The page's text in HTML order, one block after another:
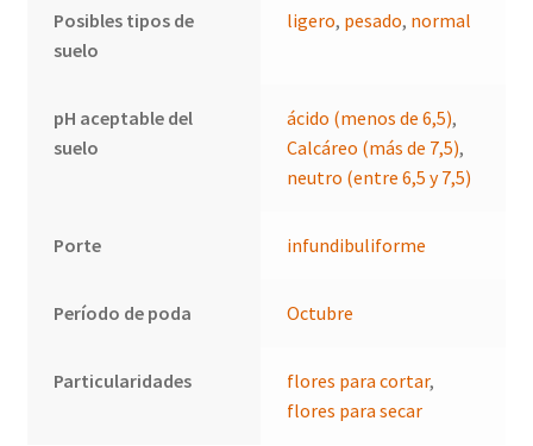
Posibles tipos de
suelo
ligero, pesado, normal
pH aceptable del
suelo
ácido (menos de 6,5),
Calcáreo (más de 7,5),
neutro (entre 6,5 y 7,5)
Porte infundibuliforme
Período de poda Octubre
Particularidades flores para cortar,
flores para secar